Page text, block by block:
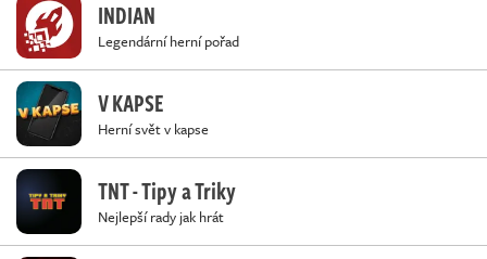
INDIAN
Legendární herní pořad
V KAPSE
Herní svět v kapse
TNT - Tipy a Triky
Nejlepší rady jak hrát